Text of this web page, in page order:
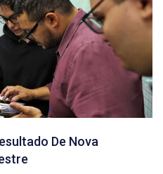
De Nova